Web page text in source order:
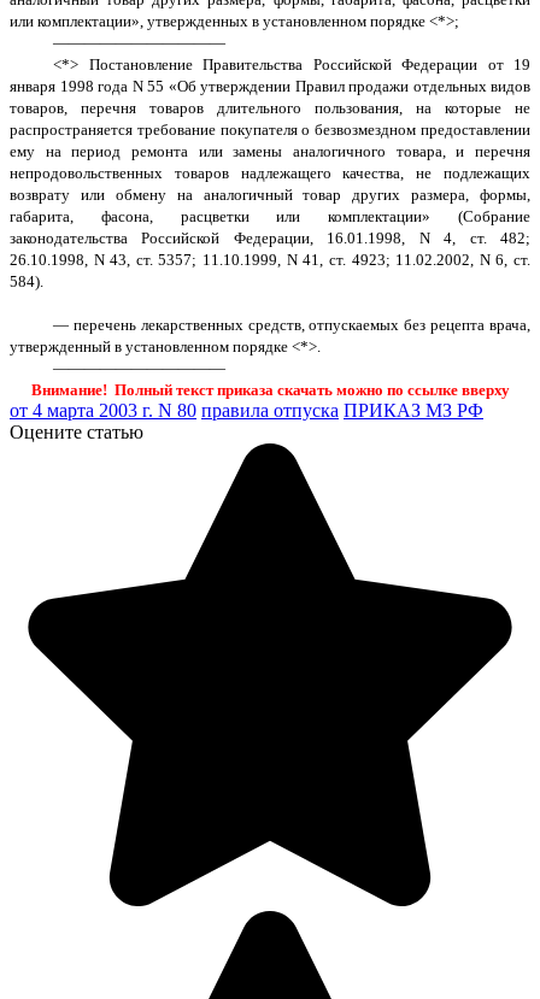
или комплектации», утвержденных в установленном порядке <*>;
———————————
<*> Постановление Правительства Российской Федерации от 19
января 1998 года N 55 «Об утверждении Правил продажи отдельных видов
товаров, перечня товаров длительного пользования, на которые не
распространяется требование покупателя о безвозмездном предоставлении
ему на период ремонта или замены аналогичного товара, и перечня
непродовольственных товаров надлежащего качества, не подлежащих
возврату или обмену на аналогичный товар других размера, формы,
габарита, фасона, расцветки или комплектации» (Собрание
законодательства Российской Федерации, 16.01.1998, N 4, ст. 482;
26.10.1998, N 43, ст. 5357; 11.10.1999, N 41, ст. 4923; 11.02.2002, N 6, ст.
584).
— перечень лекарственных средств, отпускаемых без рецепта врача,
утвержденный в установленном порядке <*>.
———————————
Внимание! Полный текст приказа скачать можно по ссылке вверху
от 4 марта 2003 г. N 80 правила отпуска ПРИКАЗ МЗ РФ
Оцените статью